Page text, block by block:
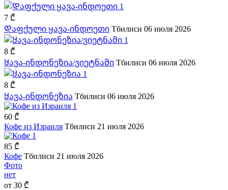
1
7 ₾
Დაფქული ყავა-ინდოეთი Тбилиси 06 июля 2026
1
8 ₾
Ყავა-ინდონეზია/ვიეტნამი Тбилиси 06 июля 2026
1
8 ₾
Ყავა-ინდონეზია Тбилиси 06 июля 2026
1
60 ₾
Кофе из Израиля Тбилиси 21 июля 2026
1
85 ₾
Кофе Тбилиси 21 июля 2026
Фото
нет
от 30 ₾